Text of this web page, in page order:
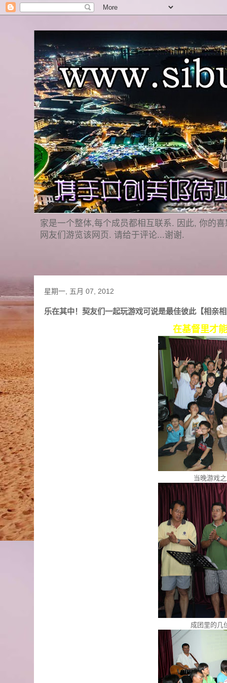
家是一个整体,每个成员都相互联系. 因此, 你的
网友们游览该网页. 请给于评论...谢谢.
星期一, 五月 07, 2012
乐在其中！契友们一起玩游戏可说是最佳彼此【相亲
在基督里才
当晚游戏
成团里的几